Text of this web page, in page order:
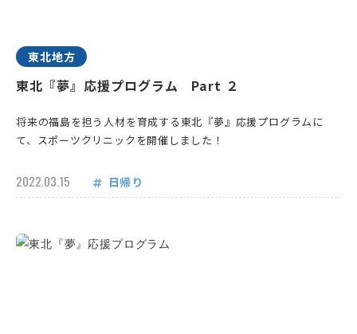
東北地方
東北『夢』応援プログラム Part ２
将来の福島を担う人材を育成する東北『夢』応援プログラムに
て、スポーツクリニックを開催しました！
2022.03.15 日帰り